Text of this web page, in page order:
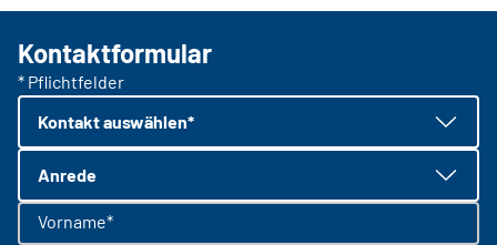
Kontaktformular
* Pflichtfelder
Kontakt auswählen*
Anrede
Vorname*